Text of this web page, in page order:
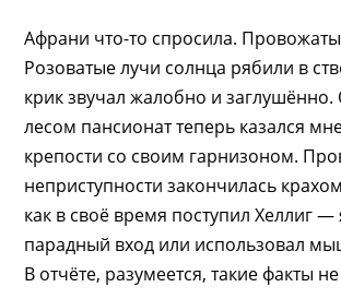
Афрани что-то спросила.
Розоватые лучи солнца рябили в
крик звучал жалобно и
лесом пансионат теперь казался
крепости со своим гарнизоном.
неприступности закончилась
как в своё время поступил Хеллиг —
парадный вход или использовал
В отчёте, разумеется, такие факты